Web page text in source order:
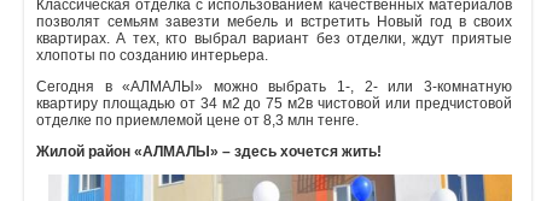
Классическая отделка с использованием качественных материалов
позволят семьям завезти мебель и встретить Новый год в своих
квартирах. А тех, кто выбрал вариант без отделки, ждут приятые
хлопоты по созданию интерьера.
Сегодня в «АЛМАЛЫ» можно выбрать 1-, 2- или 3-комнатную
квартиру площадью от 34 м2 до 75 м2в чистовой или предчистовой
отделке по приемлемой цене от 8,3 млн тенге.
Жилой район «АЛМАЛЫ» – здесь хочется жить!